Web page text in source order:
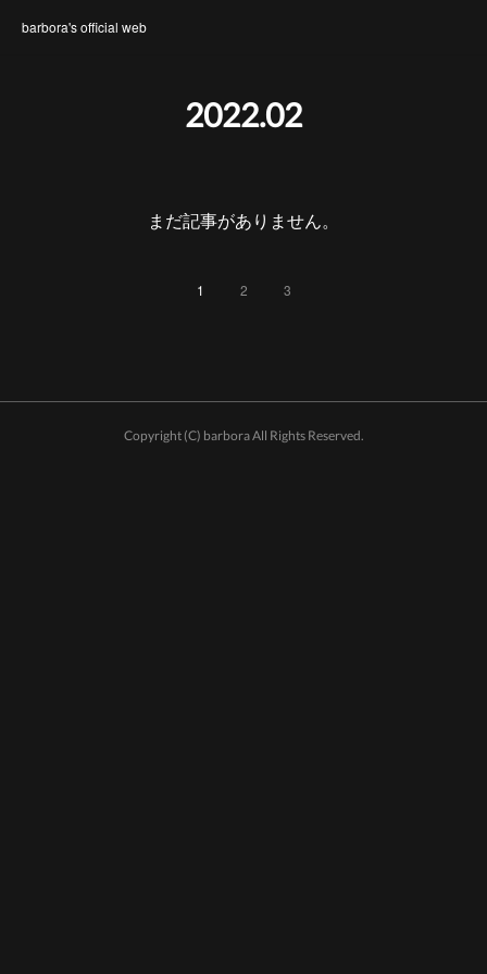
barbora's official web
2022.02
まだ記事がありません。
1 2 3
Copyright (C) barbora All Rights Reserved.